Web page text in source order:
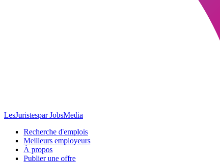
LesJuristespar JobsMedia
Recherche d'emplois
Meilleurs employeurs
À propos
Publier une offre